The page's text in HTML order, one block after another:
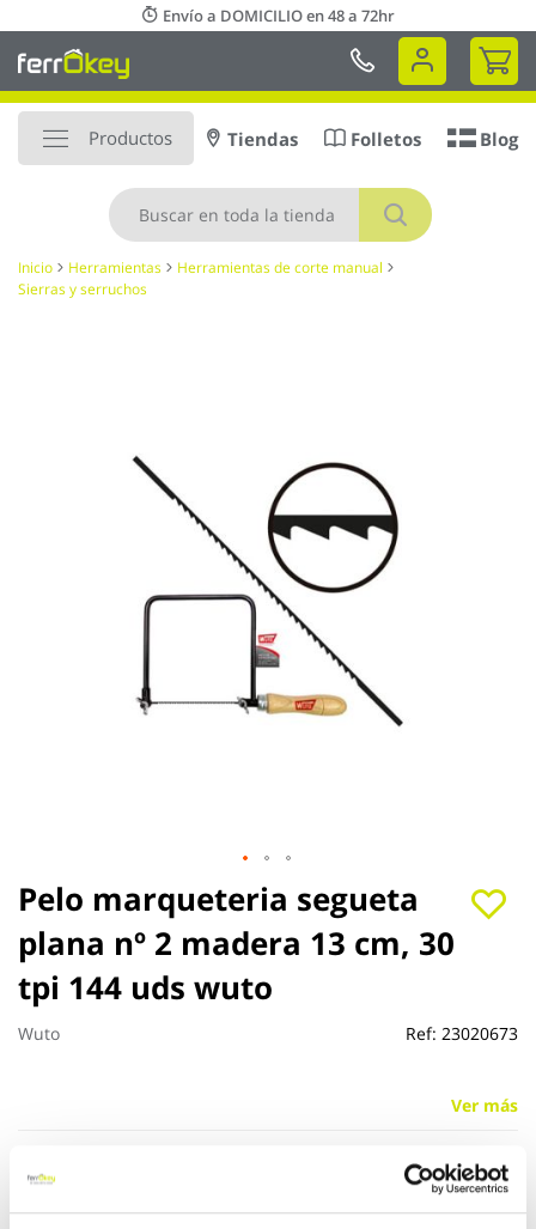
al
contenido
Envío a DOMICILIO en 48 a 72hr
Mi
Productos
Buscar
Tiendas Folletos Blog
Inicio Herramientas
Herramientas de corte manual
Sierras y serruchos
Pelo marqueteria segueta
plana nº 2 madera 13 cm, 30
tpi 144 uds wuto
Wuto Ref: 23020673
Ver más
15,90 €
Saltar
al
comienzo
de
la
galería
de